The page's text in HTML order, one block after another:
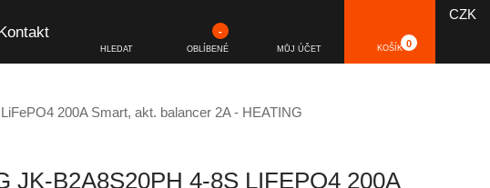
HLEDAT OBLÍBENÉ
-
MŮJ ÚČET KOŠÍK 0
CZK
200A Smart, akt. balancer 2A - HEATING
JK-B2A8S20PH 4-8S LIFEPO4 200A